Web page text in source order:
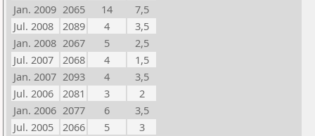
Jan. 2009 2065 14
7,5
Jul. 2008
2089 4
3,5
Jan. 2008 2067 5
2,5
Jul. 2007
2068 4
1,5
Jan. 2007 2093 4
3,5
Jul. 2006
2081 3
2
Jan. 2006 2077 6
3,5
Jul. 2005
2066 5
3